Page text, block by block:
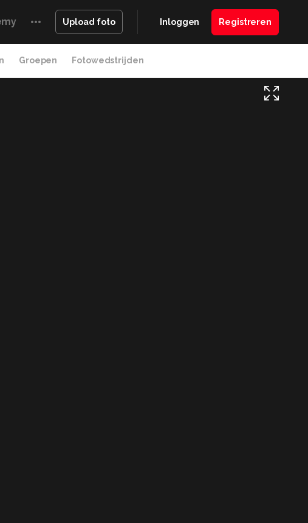
Upload foto Inloggen Registreren
Groepen Fotowedstrijden